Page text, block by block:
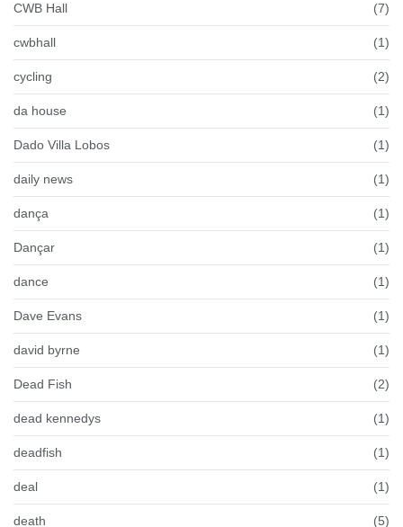
CWB Hall (7)
cwbhall (1)
cycling (2)
da house (1)
Dado Villa Lobos (1)
daily news (1)
dança (1)
Dançar (1)
dance (1)
Dave Evans (1)
david byrne (1)
Dead Fish (2)
dead kennedys (1)
deadfish (1)
deal (1)
death (5)